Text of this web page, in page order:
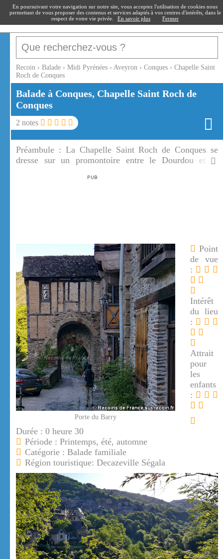
recoin.fr
Recoin › Balade › Midi Pyrénées › Aveyron › Conques › Chapelle Saint
Roch de Conques
Balade à Conques, Chapelle Saint Roch de
Conques
2 notes
Préambule : La Chapelle Saint Roch de Conques se
dresse sur un promontoire entre le Dourdou et le
de vue qu'elle offre est un passage incontournable.
Porte du Barry
Point
de vue
:
Intérêt
du lieu
:
Attrait
pour
les
enfants
:
Durée : 0 heure 30
Période : Printemps, été, automne
Catégorie : Balade familiale
Région touristique: Decazeville Ségala
En poursuivant votre navigation sur notre site, vous acceptez l'utilisation de cookies nous
permettant de vous proposer des contenus et services adaptés à vos centres d'intérêts, dans le
respect de votre vie privée.
En savoir plus Fermer